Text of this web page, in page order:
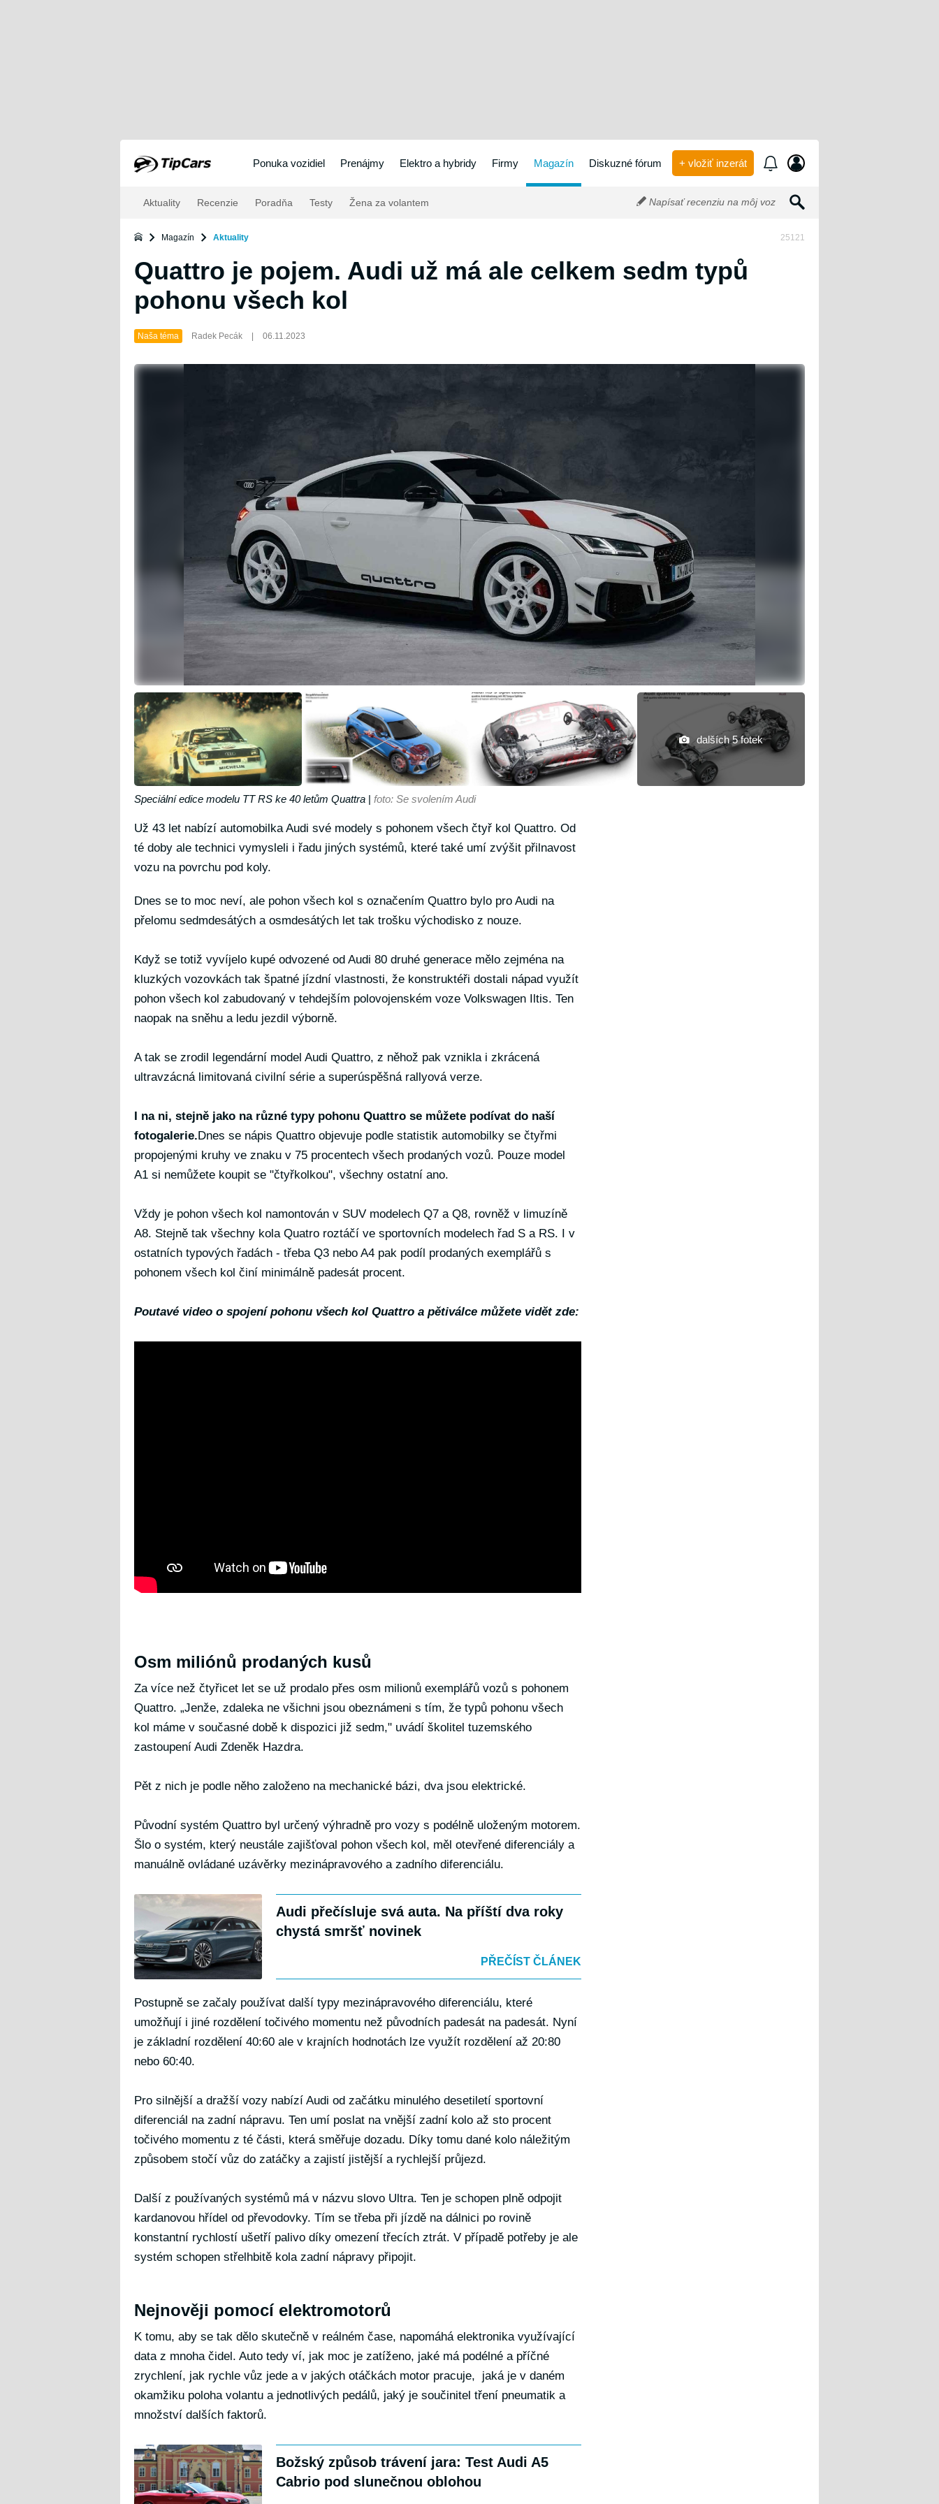
Ponuka vozidiel Prenájmy Elektro a hybridy Firmy Magazín Diskuzné fórum + vložiť inzerát
Aktuality Recenzie Poradňa Testy Žena za volantem Napísať recenziu na môj voz
Magazín Aktuality 25121
Quattro je pojem. Audi už má ale celkem sedm typů
pohonu všech kol
Naša téma Radek Pecák 06.11.2023
dalších 5 fotek
Speciální edice modelu TT RS ke 40 letům Quattra | foto: Se svolením Audi
Už 43 let nabízí automobilka Audi své modely s pohonem všech čtyř kol Quattro. Od
té doby ale technici vymysleli i řadu jiných systémů, které také umí zvýšit přilnavost
vozu na povrchu pod koly.
Dnes se to moc neví, ale pohon všech kol s označením Quattro bylo pro Audi na
přelomu sedmdesátých a osmdesátých let tak trošku východisko z nouze.
Když se totiž vyvíjelo kupé odvozené od Audi 80 druhé generace mělo zejména na
kluzkých vozovkách tak špatné jízdní vlastnosti, že konstruktéři dostali nápad využít
pohon všech kol zabudovaný v tehdejším polovojenském voze Volkswagen Iltis. Ten
naopak na sněhu a ledu jezdil výborně.
A tak se zrodil legendární model Audi Quattro, z něhož pak vznikla i zkrácená
ultravzácná limitovaná civilní série a superúspěšná rallyová verze.
I na ni, stejně jako na různé typy pohonu Quattro se můžete podívat do naší
fotogalerie.Dnes se nápis Quattro objevuje podle statistik automobilky se čtyřmi
propojenými kruhy ve znaku v 75 procentech všech prodaných vozů. Pouze model
A1 si nemůžete koupit se "čtyřkolkou", všechny ostatní ano.
Vždy je pohon všech kol namontován v SUV modelech Q7 a Q8, rovněž v limuzíně
A8. Stejně tak všechny kola Quatro roztáčí ve sportovních modelech řad S a RS. I v
ostatních typových řadách - třeba Q3 nebo A4 pak podíl prodaných exemplářů s
pohonem všech kol činí minimálně padesát procent.
Poutavé video o spojení pohonu všech kol Quattro a pětiválce můžete vidět zde:
Osm miliónů prodaných kusů
Za více než čtyřicet let se už prodalo přes osm milionů exemplářů vozů s pohonem
Quattro. „Jenže, zdaleka ne všichni jsou obeznámeni s tím, že typů pohonu všech
kol máme v současné době k dispozici již sedm," uvádí školitel tuzemského
zastoupení Audi Zdeněk Hazdra.
Pět z nich je podle něho založeno na mechanické bázi, dva jsou elektrické.
Původní systém Quattro byl určený výhradně pro vozy s podélně uloženým motorem.
Šlo o systém, který neustále zajišťoval pohon všech kol, měl otevřené diferenciály a
manuálně ovládané uzávěrky mezinápravového a zadního diferenciálu.
Audi přečísluje svá auta. Na příští dva roky
chystá smršť novinek
PŘEČÍST ČLÁNEK
Postupně se začaly používat další typy mezinápravového diferenciálu, které
umožňují i jiné rozdělení točivého momentu než původních padesát na padesát. Nyní
je základní rozdělení 40:60 ale v krajních hodnotách lze využít rozdělení až 20:80
nebo 60:40.
Pro silnější a dražší vozy nabízí Audi od začátku minulého desetiletí sportovní
diferenciál na zadní nápravu. Ten umí poslat na vnější zadní kolo až sto procent
točivého momentu z té části, která směřuje dozadu. Díky tomu dané kolo náležitým
způsobem stočí vůz do zatáčky a zajistí jistější a rychlejší průjezd.
Další z používaných systémů má v názvu slovo Ultra. Ten je schopen plně odpojit
kardanovou hřídel od převodovky. Tím se třeba při jízdě na dálnici po rovině
konstantní rychlostí ušetří palivo díky omezení třecích ztrát. V případě potřeby je ale
systém schopen střelhbitě kola zadní nápravy připojit.
Nejnověji pomocí elektromotorů
K tomu, aby se tak dělo skutečně v reálném čase, napomáhá elektronika využívající
data z mnoha čidel. Auto tedy ví, jak moc je zatíženo, jaké má podélné a příčné
zrychlení, jak rychle vůz jede a v jakých otáčkách motor pracuje, jaká je v daném
okamžiku poloha volantu a jednotlivých pedálů, jaký je součinitel tření pneumatik a
množství dalších faktorů.
Božský způsob trávení jara: Test Audi A5
Cabrio pod slunečnou oblohou